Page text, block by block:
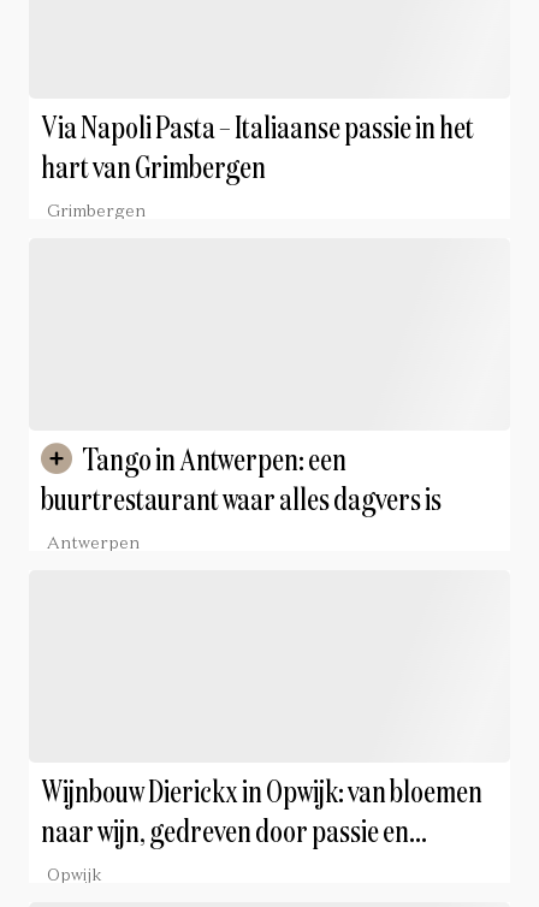
Via Napoli Pasta – Italiaanse passie in het
hart van Grimbergen
Grimbergen
buurtrestaurant waar alles dagvers is
Antwerpen
Wijnbouw Dierickx in Opwijk: van bloemen
naar wijn, gedreven door passie en
vakmanschap
Opwijk